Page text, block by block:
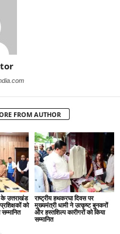
FROM AUTHOR
उत्तराखंड
को
राष्ट्रीय हथकरघा दिवस पर
मुख्यमंत्री धामी ने उत्कृष्ट बुनकरों
और हस्तशिल्प कारीगरों को किया
सम्मानित